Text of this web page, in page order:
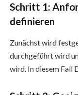
Schritt 1:
definieren
Zunächst wird
durchgeführt wird
wird. In diesem Fall